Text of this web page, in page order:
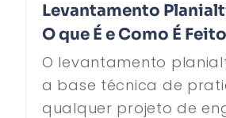
Levantamento
O que É e Como É Feito
O levantamento
a base técnica de
qualquer projeto de